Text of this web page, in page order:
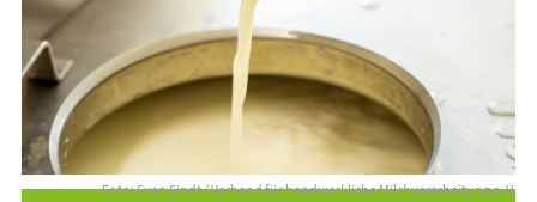
Foto: Sven Sindt / Verband für handwerkliche Milchverarbeitung e. V.